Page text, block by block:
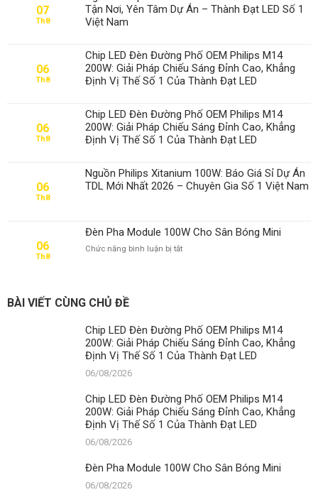
07
Th8
Tận Nơi, Yên Tâm Dự Án – Thành Đạt LED Số 1
Việt Nam
06
Th8
Chip LED Đèn Đường Phố OEM Philips M14
200W: Giải Pháp Chiếu Sáng Đỉnh Cao, Khẳng
Định Vị Thế Số 1 Của Thành Đạt LED
06
Th8
Chip LED Đèn Đường Phố OEM Philips M14
200W: Giải Pháp Chiếu Sáng Đỉnh Cao, Khẳng
Định Vị Thế Số 1 Của Thành Đạt LED
06
Th8
Nguồn Philips Xitanium 100W: Báo Giá Sỉ Dự Án
TDL Mới Nhất 2026 – Chuyên Gia Số 1 Việt Nam
06
Th8
Đèn Pha Module 100W Cho Sân Bóng Mini
Chức năng bình luận bị tắtở
Bóng
Mini
BÀI VIẾT CÙNG CHỦ ĐỀ
Chip LED Đèn Đường Phố OEM Philips M14
200W: Giải Pháp Chiếu Sáng Đỉnh Cao, Khẳng
Định Vị Thế Số 1 Của Thành Đạt LED
06/08/2026
Chip LED Đèn Đường Phố OEM Philips M14
200W: Giải Pháp Chiếu Sáng Đỉnh Cao, Khẳng
Định Vị Thế Số 1 Của Thành Đạt LED
06/08/2026
Đèn Pha Module 100W Cho Sân Bóng Mini
06/08/2026